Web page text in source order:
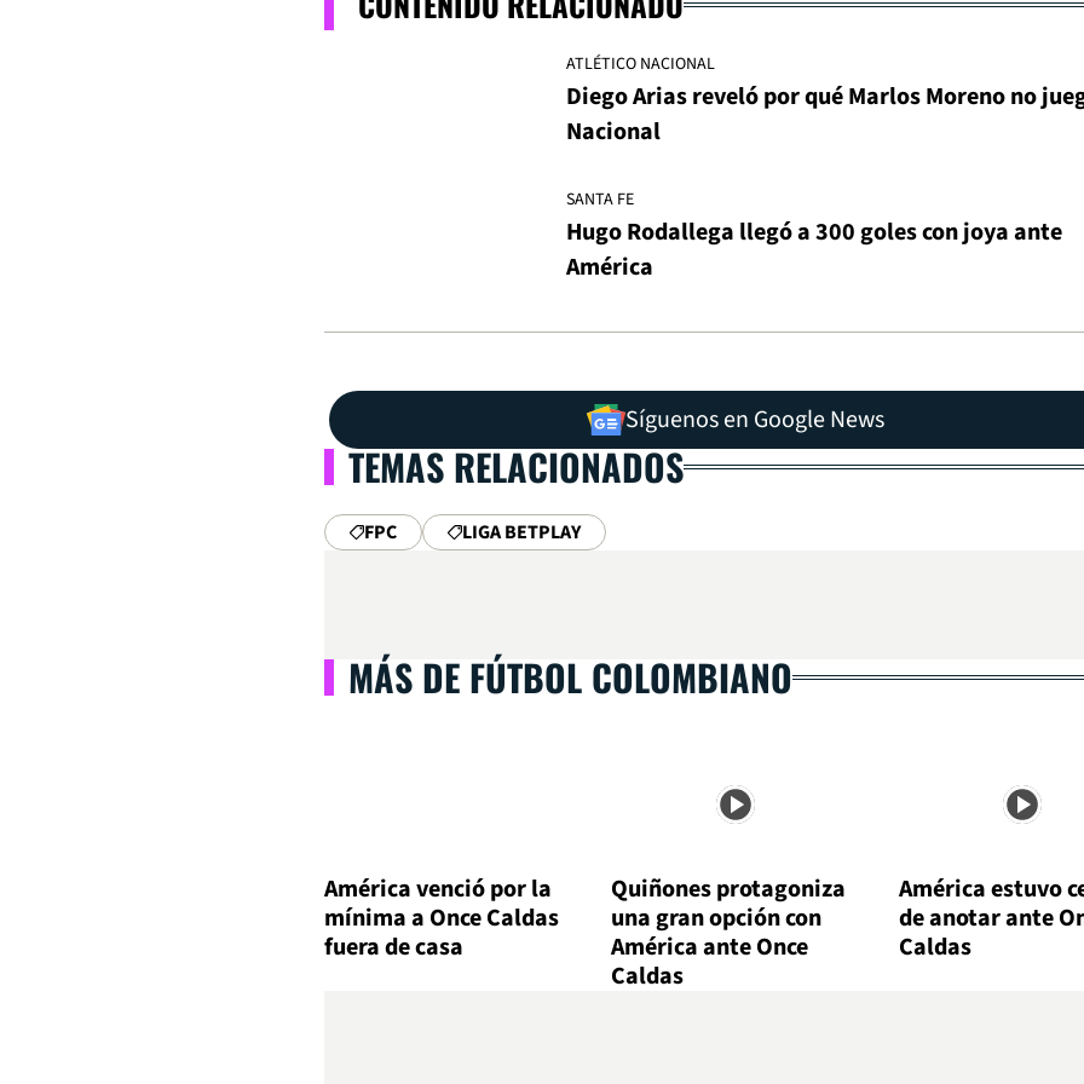
ATLÉTICO NACIONAL
Diego Arias reveló por qué Marlos Moreno no
Nacional
SANTA FE
Hugo Rodallega llegó a 300 goles con joya ante
América
Síguenos en Google News
TEMAS RELACIONADOS
FPC LIGA BETPLAY
MÁS DE FÚTBOL COLOMBIANO
América venció por la
mínima a Once Caldas
fuera de casa
Quiñones protagoniza
una gran opción con
América ante Once
Caldas
América estuvo
de anotar ante
Caldas